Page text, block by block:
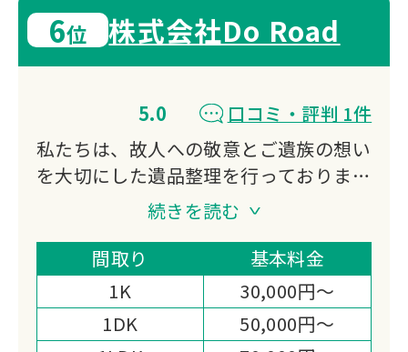
6位 株式会社Do Road
5.0
口コミ・評判 1件
私たちは、故人への敬意とご遺族の想い
を大切にした遺品整理を行っておりま
不用品買取にも対応し、処分費の軽減や
想い出の品の活用もご提案。
迅速かつ丁寧なお見積りと作業まごころ
を込めた対応で、高い満足度をいただい
ております。
続きを読む
間取り
基本料金
1K
30,000円～
1DK
50,000円～